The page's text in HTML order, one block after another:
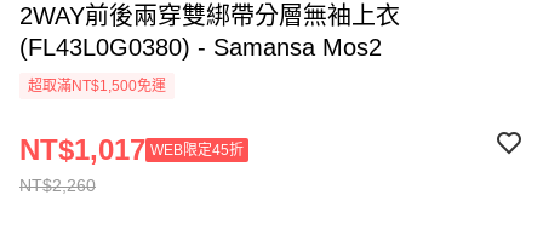
2WAY前後兩穿雙綁帶分層無袖上衣
(FL43L0G0380) - Samansa Mos2
超取滿NT$1,500免運
NT$2,260
NT$1,017 WEB限定45折